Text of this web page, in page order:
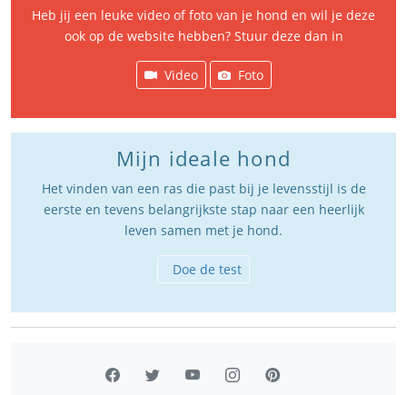
Heb jij een leuke video of foto van je hond en wil je deze
ook op de website hebben? Stuur deze dan in
Video Foto
Mijn ideale hond
Het vinden van een ras die past bij je levensstijl is de
eerste en tevens belangrijkste stap naar een heerlijk
leven samen met je hond.
Doe de test